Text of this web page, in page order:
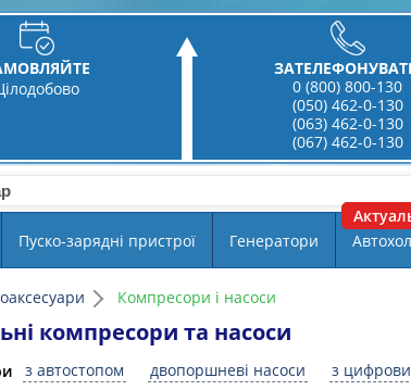
0 (800) 800-130
(050) 462-0-130
(063) 462-0-130
(067) 462-0-130
Пуско-зарядні пристрої Генератори
Компресори і насоси
компресори та насоси
з автостопом двопоршневі насоси з